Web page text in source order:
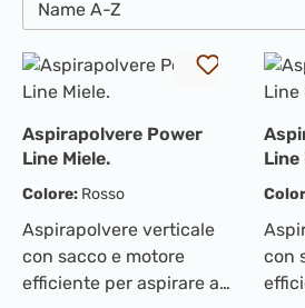
Aspirapolvere Power
Line Miele.
Colore: Rosso
Aspirapolvere verticale
con sacco e motore
efficiente per aspirare a
Line
con